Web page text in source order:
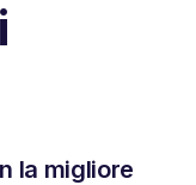
la migliore